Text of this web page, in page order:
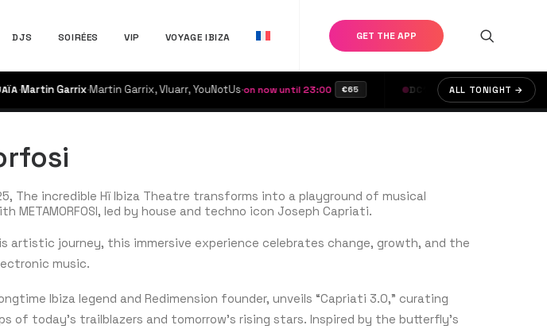
DJS SOIRÉES VIP VOYAGE IBIZA GET THE APP
Garrix·Martin Garrix, Vluarr, YouNotUs·on now until 23:00 €65 DC10·Solid Grooves·CAP, Mariiin,
ALL TONIGHT →
The incredible Hï Ibiza Theatre transforms into a playground of musical
METAMORFOSI, led by house and techno icon Joseph Capriati.
artistic journey, this immersive experience celebrates change, growth, and the
music.
Ibiza legend and Redimension founder, unveils “Capriati 3.0,” curating
of today’s trailblazers and tomorrow’s rising stars. Inspired by the butterfly’s